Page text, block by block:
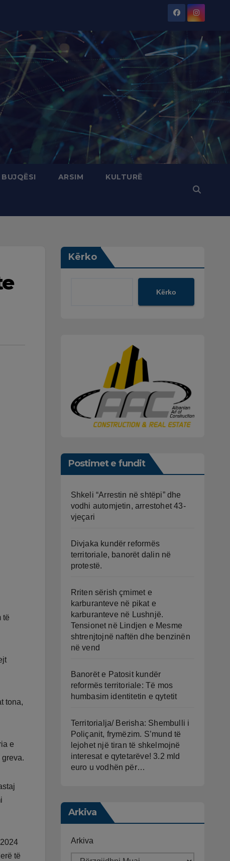
BUJQËSI ARSIM KULTURË
të
tona,
e
të
Kërko
Kërko
Postimet e fundit
Shkeli “Arrestin në shtëpi” dhe
vodhi automjetin, arrestohet 43-
vjeçari
Divjaka kundër reformës
territoriale, banorët dalin në
protestë.
Rriten sërish çmimet e
karburanteve në pikat e
karburanteve në Lushnjë.
Tensionet në Lindjen e Mesme
shtrenjtojnë naftën dhe benzinën
në vend
Banorët e Patosit kundër
reformës territoriale: Të mos
humbasim identitetin e qytetit
Territorialja/ Berisha: Shembulli i
Poliçanit, frymëzim. S’mund të
lejohet një tiran të shkelmojnë
interesat e qytetarëve! 3.2 mld
euro u vodhën për…
Arkiva
Arkiva